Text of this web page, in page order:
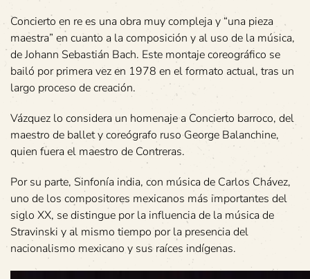
Concierto en re es una obra muy compleja y “una pieza
maestra” en cuanto a la composición y al uso de la música,
de Johann Sebastián Bach. Este montaje coreográfico se
bailó por primera vez en 1978 en el formato actual, tras un
largo proceso de creación.
Vázquez lo considera un homenaje a Concierto barroco, del
maestro de ballet y coreógrafo ruso George Balanchine,
quien fuera el maestro de Contreras.
Por su parte, Sinfonía india, con música de Carlos Chávez,
uno de los compositores mexicanos más importantes del
siglo XX, se distingue por la influencia de la música de
Stravinski y al mismo tiempo por la presencia del
nacionalismo mexicano y sus raíces indígenas.